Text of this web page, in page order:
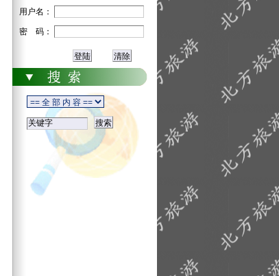
用户名：
密 码：